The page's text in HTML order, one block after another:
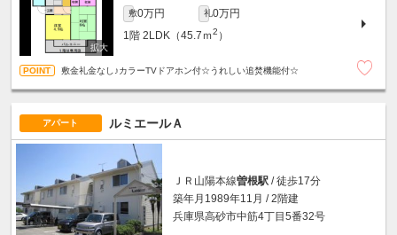
敷0万円 礼0万円
1階 2LDK（45.7ｍ2 ）
敷金礼金なし♪カラーTVドアホン付☆うれしい追焚機能付☆
アパート ルミエールＡ
ＪＲ山陽本線曽根駅 / 徒歩17分
築年月1989年11月 / 2階建
兵庫県高砂市中筋4丁目5番32号